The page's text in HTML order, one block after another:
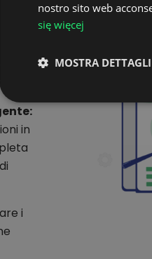
in
i
nostro sito web
się więcej
MOSTRA DETTAGLI